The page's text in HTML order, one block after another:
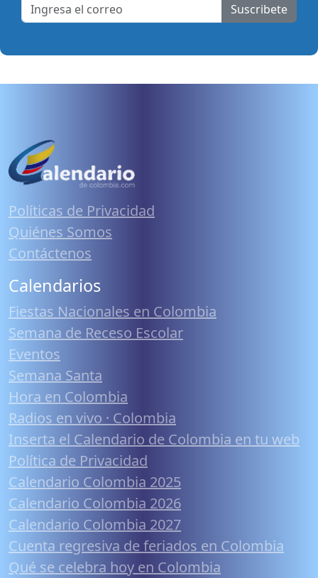
Suscribete
Políticas de Privacidad
Quiénes Somos
Contáctenos
Calendarios
Fiestas Nacionales en Colombia
Semana de Receso Escolar
Eventos
Semana Santa
Hora en Colombia
Radios en vivo · Colombia
Inserta el Calendario de Colombia en tu web
Política de Privacidad
Calendario Colombia 2025
Calendario Colombia 2026
Calendario Colombia 2027
Cuenta regresiva de feriados en Colombia
Qué se celebra hoy en Colombia